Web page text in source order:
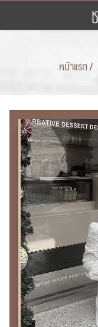
Skip
content
หน้าแรก/